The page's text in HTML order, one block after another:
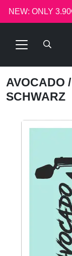
NEW: ONLY
AVOCADO
SCHWARZ